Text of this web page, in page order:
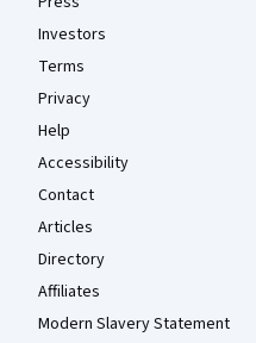
Investors
Terms
Privacy
Help
Accessibility
Contact
Articles
Directory
Affiliates
Modern Slavery Statement